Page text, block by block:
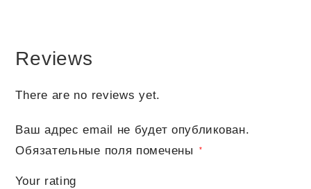
Reviews
There are no reviews yet.
Ваш адрес email не будет опубликован.
Обязательные поля помечены
*
Your rating